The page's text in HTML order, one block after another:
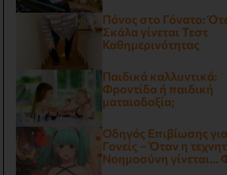
Πόνος στο Γόνατο:
Σκάλα γίνεται Τεστ
Καθημερινότητας
Παιδικά καλλυντικά:
Φροντίδα ή παιδική
ματαιοδοξία;
Οδηγός Επιβίωσης για
Γονείς – Όταν η
Νοημοσύνη γίνεται…